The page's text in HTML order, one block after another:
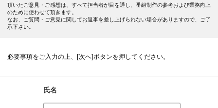
頂いたご意見・ご感想は、すべて担当者が目を通し、番組制作の参考および業務向上
のために使わせて頂きます。
なお、ご質問・ご意見に関してお返事を差し上げられない場合がありますので、ご了
承下さい。
必要事項をご入力の上、[次へ]ボタンを押してください。
氏名